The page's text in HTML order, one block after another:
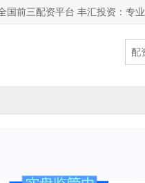
国前三配资平台 丰汇投资：专